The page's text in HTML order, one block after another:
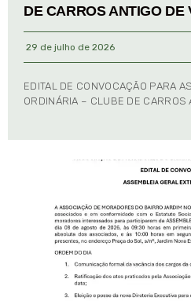
DE CARROS ANTIGO DE
29 de julho de 2026
EDITAL DE CONVOCAÇÃO PARA
ORDINÁRIA – CLUBE DE CARROS